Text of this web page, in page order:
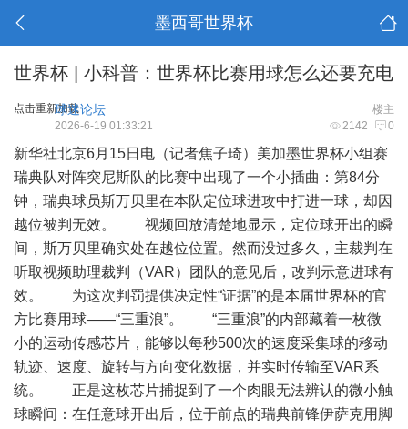
墨西哥世界杯
世界杯 | 小科普：世界杯比赛用球怎么还要充电
点击重新加载 楼主
球迷论坛
2142 0
2026-6-19 01:33:21
新华社北京6月15日电（记者焦子琦）美加墨世界杯小组赛
瑞典队对阵突尼斯队的比赛中出现了一个小插曲：第84分
钟，瑞典球员斯万贝里在本队定位球进攻中打进一球，却因
越位被判无效。 视频回放清楚地显示，定位球开出的瞬
间，斯万贝里确实处在越位位置。然而没过多久，主裁判在
听取视频助理裁判（VAR）团队的意见后，改判示意进球有
效。 为这次判罚提供决定性“证据”的是本届世界杯的官
方比赛用球——“三重浪”。 “三重浪”的内部藏着一枚微
小的运动传感芯片，能够以每秒500次的速度采集球的移动
轨迹、速度、旋转与方向变化数据，并实时传输至VAR系
统。 正是这枚芯片捕捉到了一个肉眼无法辨认的微小触
球瞬间：在任意球开出后，位于前点的瑞典前锋伊萨克用脚